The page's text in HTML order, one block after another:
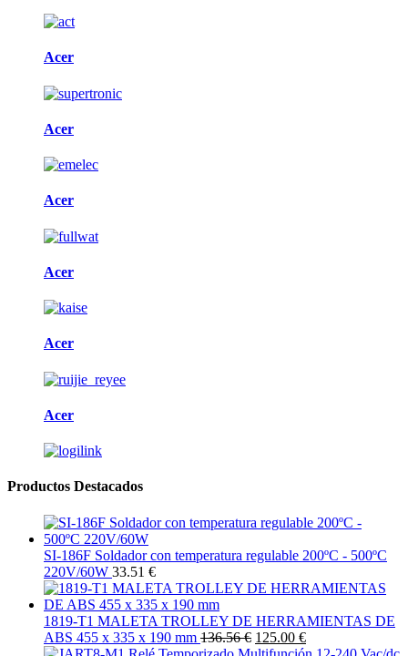
Acer
Acer
Acer
Acer
Acer
Acer
Productos Destacados
SI-186F Soldador con temperatura regulable 200ºC - 500ºC
220V/60W 33.51 €
1819-T1 MALETA TROLLEY DE HERRAMIENTAS DE
ABS 455 x 335 x 190 mm 136.56 € 125.00 €